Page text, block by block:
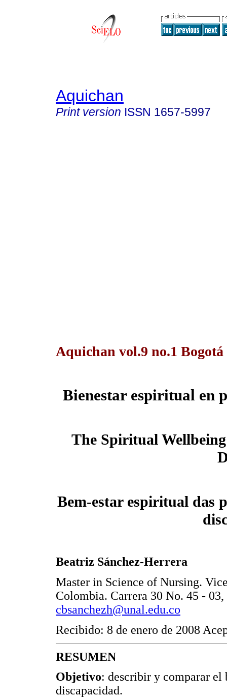
Aquichan
Print version ISSN 1657-5997
Aquichan vol.9 no.1 Bogotá
Bienestar espiritual en
The Spiritual
Bem-estar espiritual das
Beatriz Sánchez-Herrera
Master in Science of Nursing.
Colombia. Carrera 30 No. 45 -
cbsanchezh@unal.edu.co
Recibido: 8 de enero de 2008
RESUMEN
Objetivo: describir y comparar el
discapacidad.